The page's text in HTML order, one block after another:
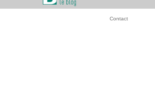
Contact